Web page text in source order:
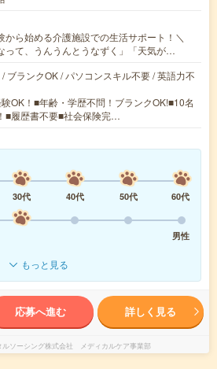
から始める介護施設での生活サポート！＼
って、うんうんとうなずく」「天気が…
ブランクOK / パソコンスキル不要 / 英語力不
OK！■年齢・学歴不問！ブランクOK!■10名
■履歴書不要■社会保険完…
30代 40代 50代
60代
男性
もっと見る
応募へ進む 詳しく見る
ルソーシング株式会社 メディカルケア事業部